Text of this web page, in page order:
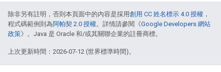
除非另有註明，否則本頁面中的內容是採用創用 CC 姓名標示 4.0 授權 ，
程式碼範例則為阿帕契 2.0 授權。詳情請參閱《Google Developers 網站
政策》。Java 是 Oracle 和/或其關聯企業的註冊商標。
上次更新時間：2026-07-12 (世界標準時間)。